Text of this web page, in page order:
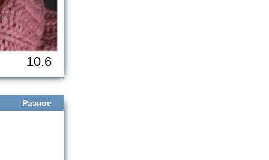
10.6
Разное